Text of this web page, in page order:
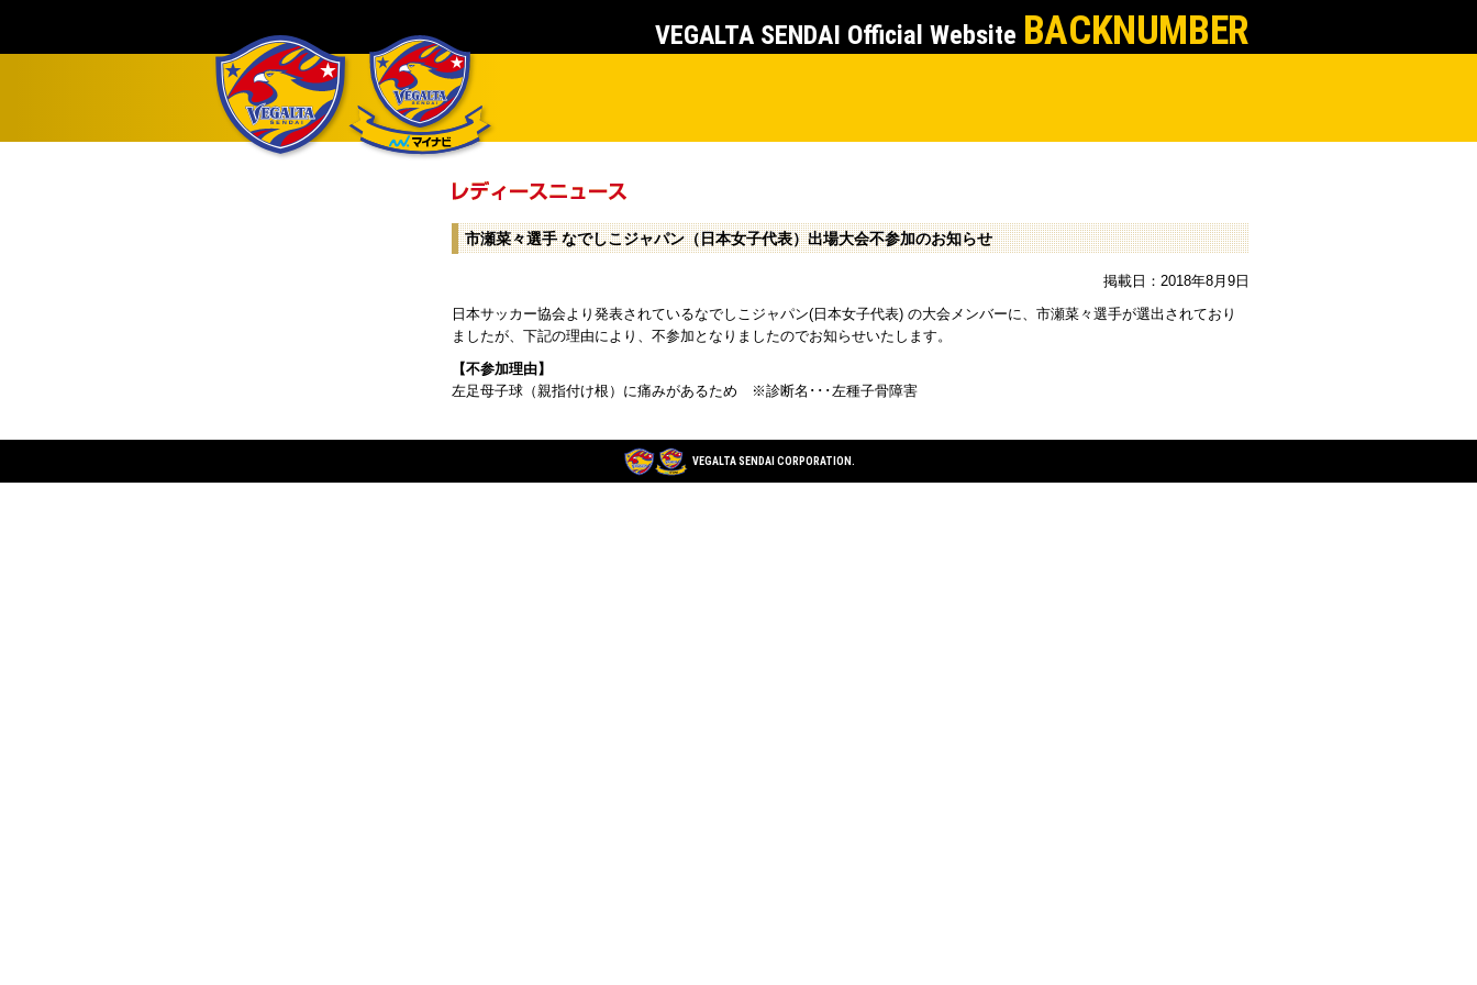
VEGALTA SENDAI Official Website BACKNUMBER
市瀬菜々選手 なでしこジャパン（日本女子代表）出場大会不参加のお知らせ
掲載日：2018年8月9日
日本サッカー協会より発表されているなでしこジャパン(日本女子代表) の大会メンバーに、市瀬菜々選手が選出されており
ましたが、下記の理由により、不参加となりましたのでお知らせいたします。
【不参加理由】
左足母子球（親指付け根）に痛みがあるため ※診断名･･･左種子骨障害
VEGALTA SENDAI CORPORATION.